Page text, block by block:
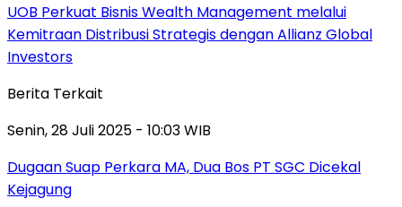
UOB Perkuat Bisnis Wealth Management melalui
Kemitraan Distribusi Strategis dengan Allianz Global
Investors
Berita Terkait
Senin, 28 Juli 2025 - 10:03 WIB
Dugaan Suap Perkara MA, Dua Bos PT SGC Dicekal
Kejagung